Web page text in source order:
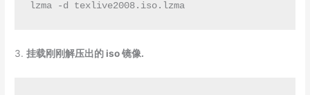
lzma -d texlive2008.iso.lzma
3.挂载刚刚解压出的 iso 镜像.